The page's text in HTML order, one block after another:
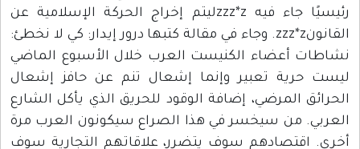
رئيسيًا جاء فيه zzz*zليتم إخراج الحركة الإسلامية عن
القانونzzz*z. وجاء في مقالة كتبها درور إيدار: كي لا نخطئ:
نشاطات أعضاء الكنيست العرب خلال الأسبوع الماضي
ليست حرية تعبير وإنما إشعال تنم عن حافز إشعال
الحرائق المرضي، إضافة الوقود للحريق الذي يأكل الشارع
العربي. من سيخسر في هذا الصراع سيكونون العرب مرة
أخرى. اقتصادهم سوف يتضرر، علاقاتهم التجارية سوف